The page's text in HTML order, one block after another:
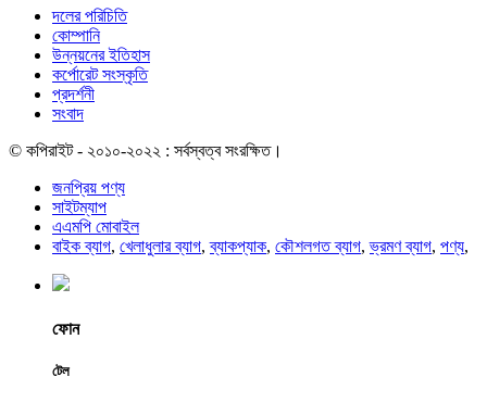
দলের পরিচিতি
কোম্পানি
উন্নয়নের ইতিহাস
কর্পোরেট সংস্কৃতি
প্রদর্শনী
সংবাদ
© কপিরাইট - ২০১০-২০২২ : সর্বস্বত্ব সংরক্ষিত।
জনপ্রিয় পণ্য
সাইটম্যাপ
এএমপি মোবাইল
বাইক ব্যাগ, খেলাধুলার ব্যাগ,ব্যাকপ্যাক, কৌশলগত ব্যাগ,ভ্রমণ ব্যাগ, পণ্য,
ফোন
টেল